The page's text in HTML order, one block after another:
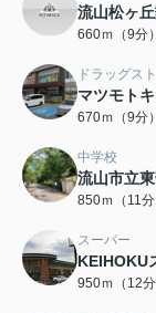
流山松ヶ
660ｍ（9分）
ドラッグス
マツモト
670ｍ（9分）
中学校
流山市立
850ｍ（11分
スーパー
KEIHOKU
950ｍ（12分